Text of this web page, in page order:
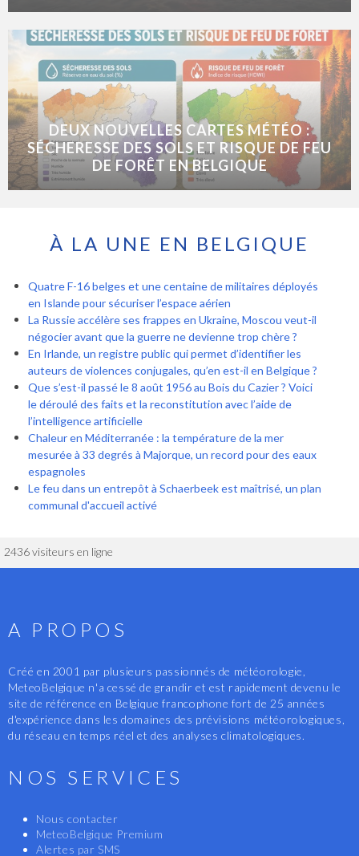
DEUX NOUVELLES CARTES MÉTÉO :
SÉCHERESSE DES SOLS ET RISQUE DE FEU
DE FORÊT EN BELGIQUE
À LA UNE EN BELGIQUE
Quatre F-16 belges et une centaine de militaires déployés
en Islande pour sécuriser l’espace aérien
La Russie accélère ses frappes en Ukraine, Moscou veut-il
négocier avant que la guerre ne devienne trop chère ?
En Irlande, un registre public qui permet d’identifier les
auteurs de violences conjugales, qu’en est-il en Belgique ?
Que s’est-il passé le 8 août 1956 au Bois du Cazier ? Voici
le déroulé des faits et la reconstitution avec l’aide de
l’intelligence artificielle
Chaleur en Méditerranée : la température de la mer
mesurée à 33 degrés à Majorque, un record pour des eaux
espagnoles
Le feu dans un entrepôt à Schaerbeek est maîtrisé, un plan
communal d'accueil activé
2436 visiteurs en ligne
A PROPOS
Créé en 2001 par plusieurs passionnés de météorologie,
MeteoBelgique n'a cessé de grandir et est rapidement devenu le
site de référence en Belgique francophone fort de 25 années
d'expérience dans les domaines des prévisions météorologiques,
du réseau en temps réel et des analyses climatologiques.
NOS SERVICES
Nous contacter
MeteoBelgique Premium
Alertes par SMS